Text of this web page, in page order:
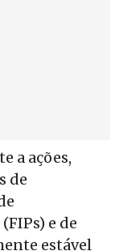
a ações,
de
e de
estável